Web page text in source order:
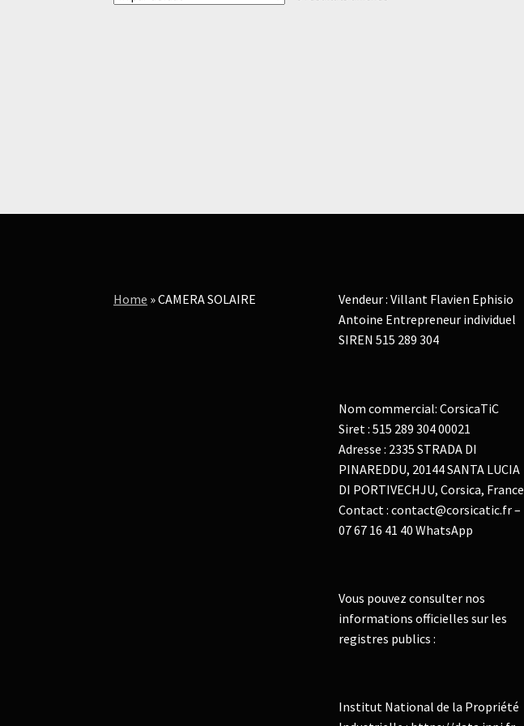
Home »CAMERA SOLAIRE
Vendeur : Villant Flavien Ephisio
Antoine Entrepreneur individuel
SIREN 515 289 304
Nom commercial: CorsicaTiC
Siret : 515 289 304 00021
Adresse : 2335 STRADA DI
PINAREDDU, 20144 SANTA LUCIA
DI PORTIVECHJU, Corsica, France
Contact : contact@corsicatic.fr –
07 67 16 41 40 WhatsApp
Vous pouvez consulter nos
informations officielles sur les
registres publics :
Institut National de la Propriété